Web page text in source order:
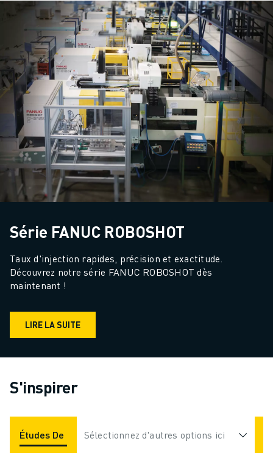
Série FANUC ROBOSHOT
Taux d'injection rapides, précision et exactitude.
Découvrez notre série FANUC ROBOSHOT dès
maintenant !
LIRE LA SUITE
S'inspirer
Études De Cas Applications Industries
Sélectionnez d'autres options ici